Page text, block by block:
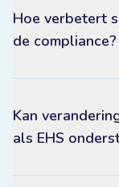
Hoe verbetert
de compliance?
Kan
als EHS